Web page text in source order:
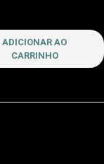
ADICIONAR AO
CARRINHO